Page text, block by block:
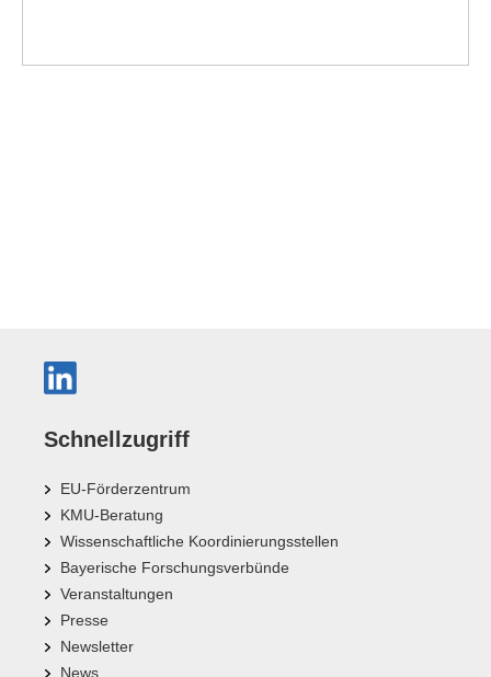
Schnellzugriff
EU-Förderzentrum
KMU-Beratung
Wissenschaftliche Koordinierungsstellen
Bayerische Forschungsverbünde
Veranstaltungen
Presse
Newsletter
News